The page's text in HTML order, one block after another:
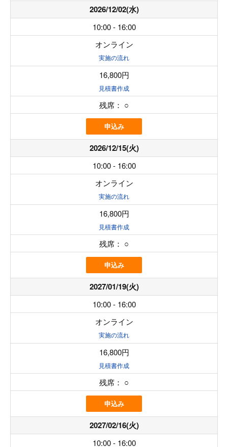
2026/12/02(水)
10:00 - 16:00
オンライン
実施の流れ
16,800円
見積書作成
残席： ○
申込み
2026/12/15(火)
10:00 - 16:00
オンライン
実施の流れ
16,800円
見積書作成
残席： ○
申込み
2027/01/19(火)
10:00 - 16:00
オンライン
実施の流れ
16,800円
見積書作成
残席： ○
申込み
2027/02/16(火)
10:00 - 16:00